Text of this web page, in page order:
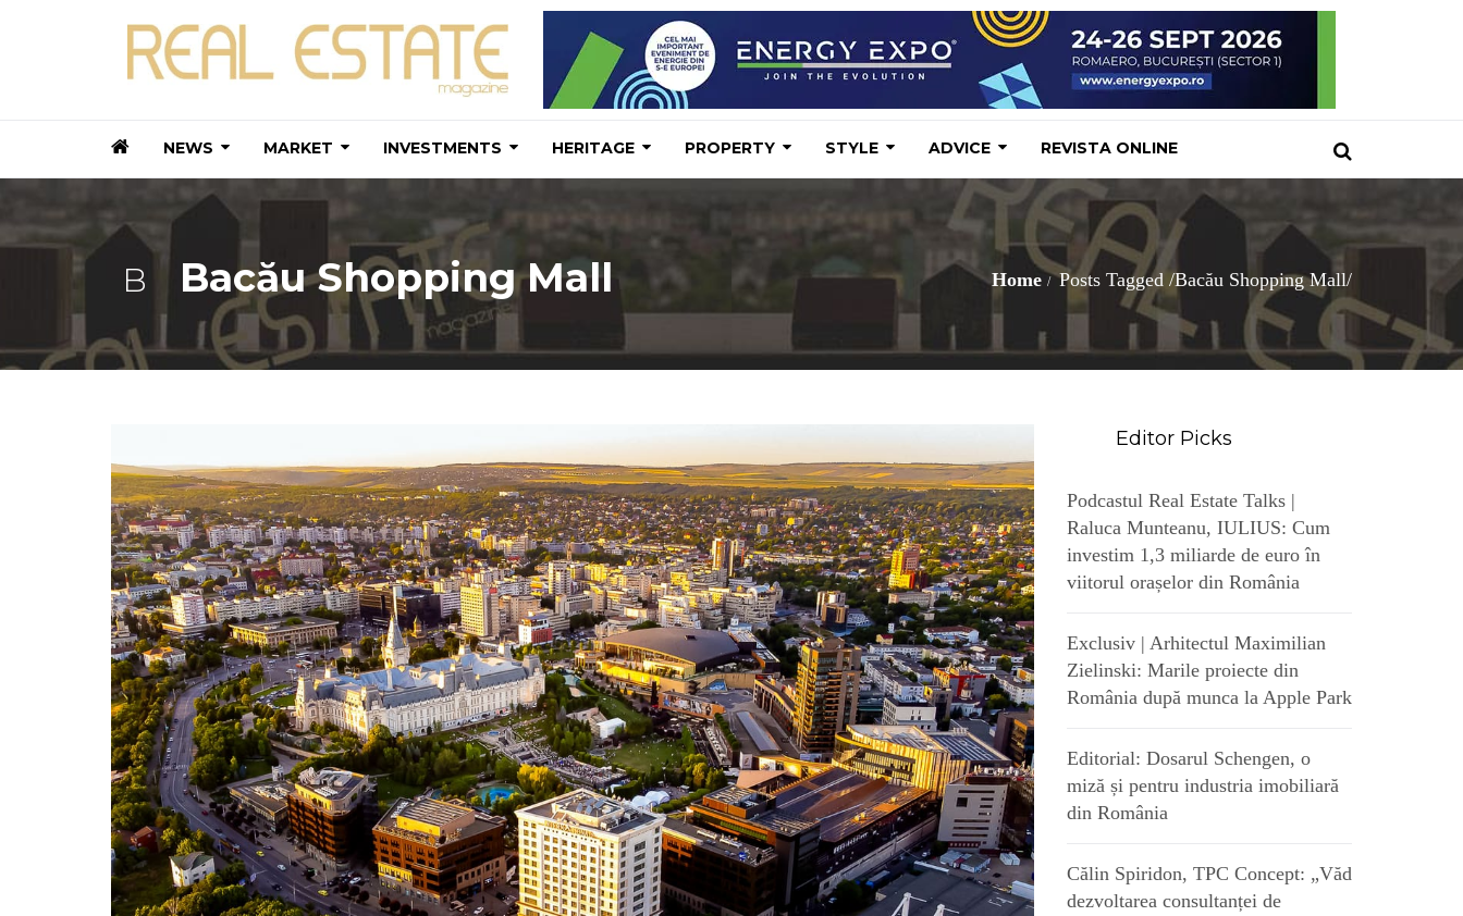
NEWS MARKET INVESTMENTS HERITAGE PROPERTY STYLE ADVICE REVISTA ONLINE
B Bacău Shopping Mall Home Posts Tagged /Bacău Shopping Mall/
Editor Picks
Podcastul Real Estate Talks |
Raluca Munteanu, IULIUS: Cum
investim 1,3 miliarde de euro în
viitorul orașelor din România
Exclusiv | Arhitectul Maximilian
Zielinski: Marile proiecte din
România după munca la Apple Park
Editorial: Dosarul Schengen, o
miză și pentru industria imobiliară
din România
Călin Spiridon, TPC Concept: „Văd
dezvoltarea consultanței de